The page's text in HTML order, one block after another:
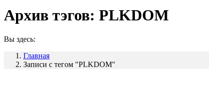
Архив тэгов: PLKDOM
Вы здесь:
Главная
Записи с тегом "PLKDOM"